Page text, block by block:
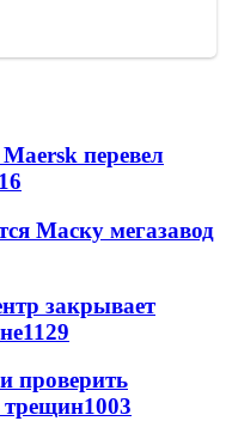
перевел
Маску мегазавод
закрывает
1129
проверить
трещин1003